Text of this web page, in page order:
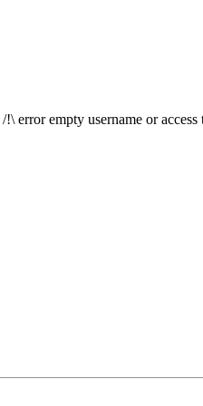
error empty username or access